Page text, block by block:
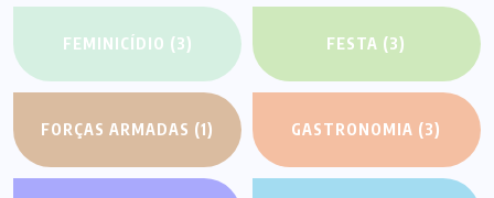
FEMINICÍDIO (3) FESTA (3)
FORÇAS ARMADAS (1) GASTRONOMIA (3)